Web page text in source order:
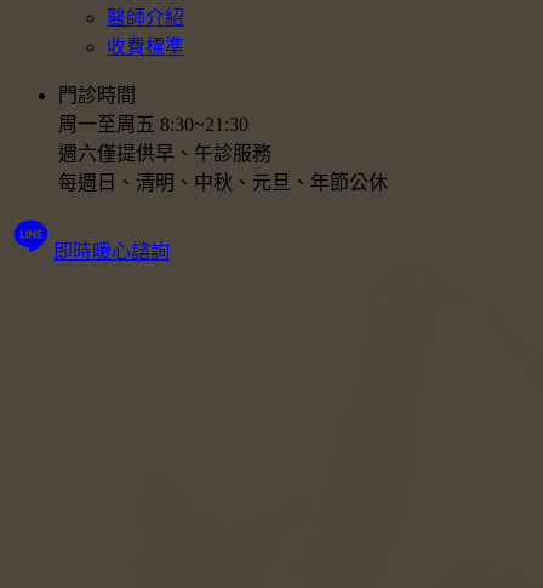
醫師介紹
收費標準
門診時間
周一至周五 8:30~21:30
週六僅提供早、午診服務
每週日、清明、中秋、元旦、年節公休
即時暖心諮詢